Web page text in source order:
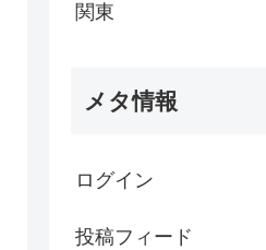
関東
メタ情報
ログイン
投稿フィード